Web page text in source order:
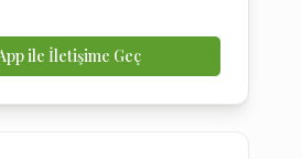
ile İletişime Geç